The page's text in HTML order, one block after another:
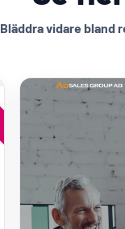
Bläddra vidare bland